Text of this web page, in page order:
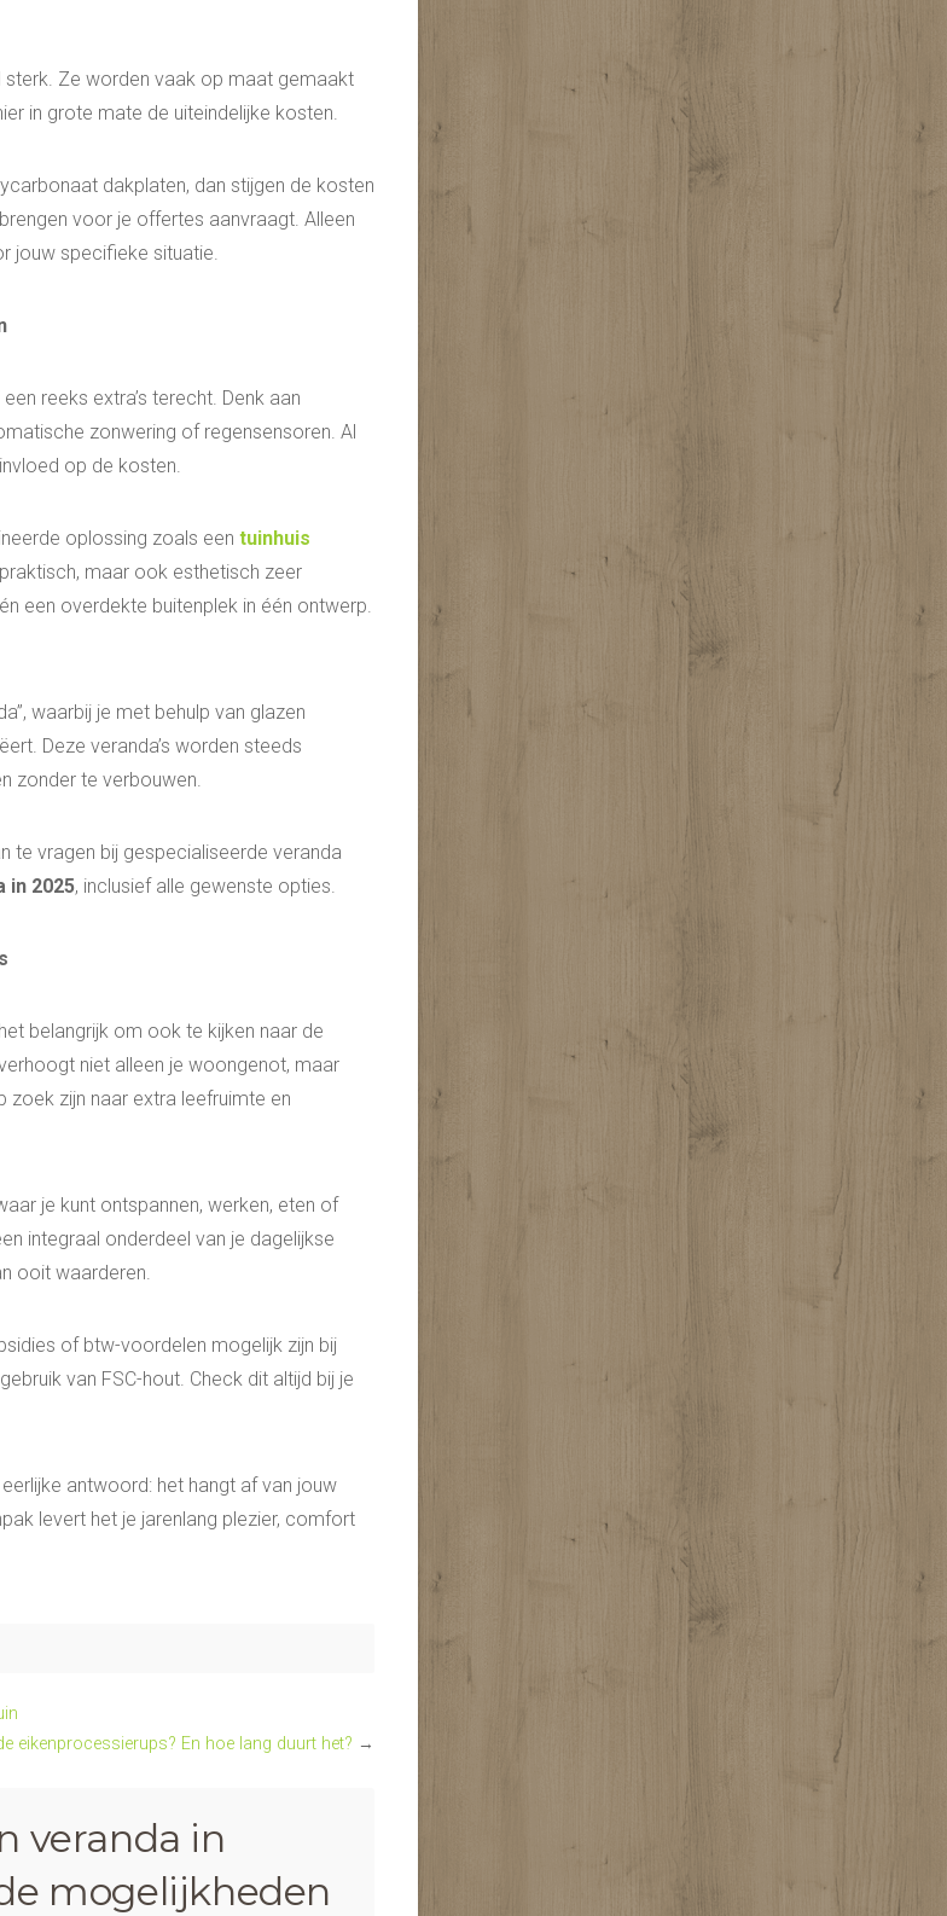
sterk. Ze worden vaak op maat gemaakt
in grote mate de uiteindelijke kosten.
dakplaten, dan stijgen de kosten
voor je offertes aanvraagt. Alleen
jouw specifieke situatie.
reeks extra’s terecht. Denk aan
zonwering of regensensoren. Al
op de kosten.
oplossing zoals een tuinhuis
maar ook esthetisch zeer
een overdekte buitenplek in één ontwerp.
waarbij je met behulp van glazen
Deze veranda’s worden steeds
zonder te verbouwen.
te vragen bij gespecialiseerde veranda
in 2025, inclusief alle gewenste opties.
belangrijk om ook te kijken naar de
niet alleen je woongenot, maar
zijn naar extra leefruimte en
je kunt ontspannen, werken, eten of
integraal onderdeel van je dagelijkse
ooit waarderen.
of btw-voordelen mogelijk zijn bij
van FSC-hout. Check dit altijd bij je
eerlijke antwoord: het hangt af van jouw
levert het je jarenlang plezier, comfort
eikenprocessierups? En hoe lang duurt het? →
veranda in
mogelijkheden